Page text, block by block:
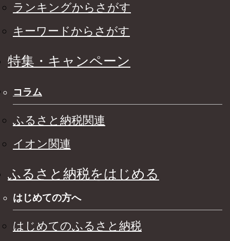
ランキングからさがす
キーワードからさがす
特集・キャンペーン
コラム
ふるさと納税関連
イオン関連
ふるさと納税をはじめる
はじめての方へ
はじめてのふるさと納税